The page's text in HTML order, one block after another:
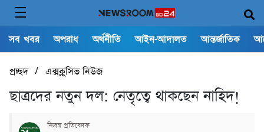
সব খবর অপরাধ অর্থনীতি আইন-আদালত আন্তর্জাতিক
প্রচ্ছদ/ এক্সক্লুসিভ নিউজ
ছাত্রদের নতুন দল: নেতৃত্বে থাকছেন নাহিদ!
নিজস্ব প্রতিবেদক